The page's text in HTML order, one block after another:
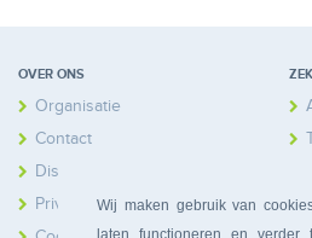
Wij maken gebruik van
laten functioneren en verder
OVER ONS
Organisatie
Contact
Disclaimer
Privacy